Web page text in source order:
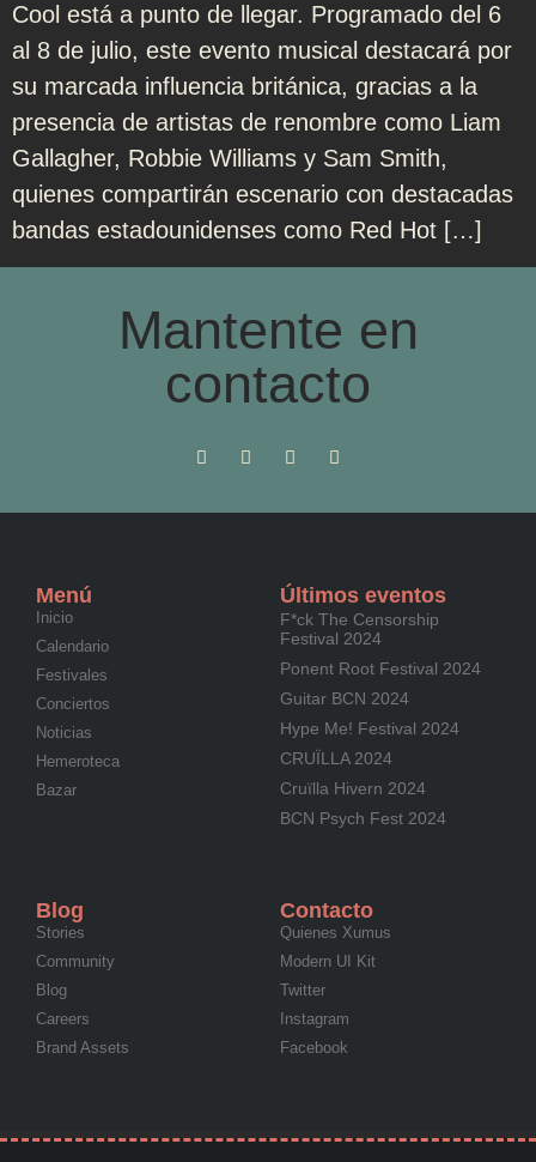
Cool está a punto de llegar. Programado del 6
al 8 de julio, este evento musical destacará por
su marcada influencia británica, gracias a la
presencia de artistas de renombre como Liam
Gallagher, Robbie Williams y Sam Smith,
quienes compartirán escenario con destacadas
bandas estadounidenses como Red Hot […]
Mantente en
contacto
Menú
Inicio
Calendario
Festivales
Conciertos
Noticias
Hemeroteca
Bazar
Últimos eventos
F*ck The Censorship
Festival 2024
Ponent Root Festival 2024
Guitar BCN 2024
Hype Me! Festival 2024
CRUÏLLA 2024
Cruïlla Hivern 2024
BCN Psych Fest 2024
Blog
Stories
Community
Blog
Careers
Brand Assets
Contacto
Quienes Xumus
Modern UI Kit
Twitter
Instagram
Facebook